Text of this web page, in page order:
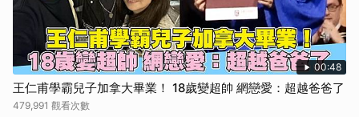
00:48
王仁甫學霸兒子加拿大畢業！ 18歲變超帥 網戀愛：超越爸爸了
479,991 觀看次數